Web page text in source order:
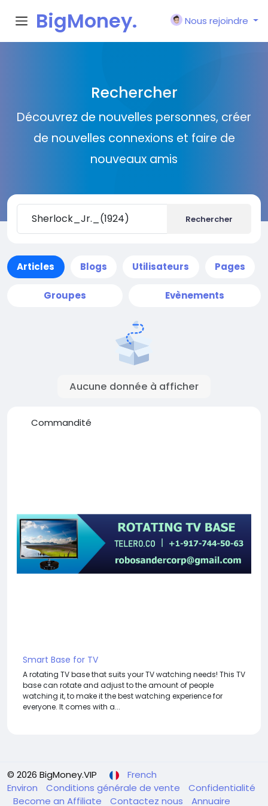
BigMoney.
Nous rejoindre
Rechercher
Découvrez de nouvelles personnes, créer
de nouvelles connexions et faire de
nouveaux amis
Rechercher
Articles Blogs Utilisateurs Pages
Groupes Evènements
Aucune donnée à afficher
Commandité
Smart Base for TV
A rotating TV base that suits your TV watching needs! This TV
base can rotate and adjust to the amount of people
watching it, to make it the best watching experience for
everyone. It comes with a...
© 2026 BigMoney.VIP
French
Environ
Conditions générale de vente
Confidentialité
Become an Affiliate
Contactez nous Annuaire